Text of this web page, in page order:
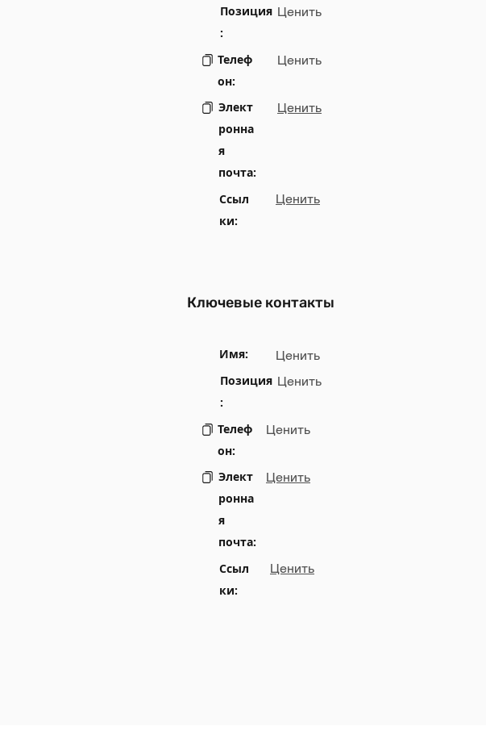
Позиция
:
Ценить
Телеф
он:
Ценить
Элект
ронна
я
почта:
Ценить
Ссыл
ки:
Ценить
Ключевые контакты
Имя:
Ценить
Позиция
:
Ценить
Телеф
он:
Ценить
Элект
ронна
я
почта:
Ценить
Ссыл
ки:
Ценить